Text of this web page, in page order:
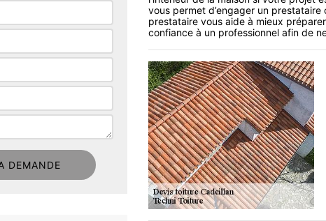
vous permet d’engager un
prestataire vous aide à mieux
confiance à un professionnel afin de